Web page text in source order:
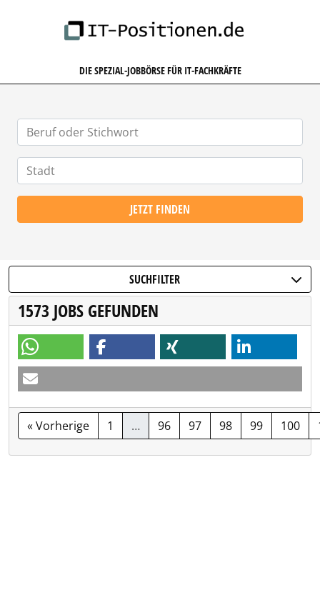
DIE SPEZIAL-JOBBÖRSE FÜR IT-FACHKRÄFTE
JETZT FINDEN
SUCHFILTER
1573 JOBS GEFUNDEN
« Vorherige 1 … 96 97 98 99 100